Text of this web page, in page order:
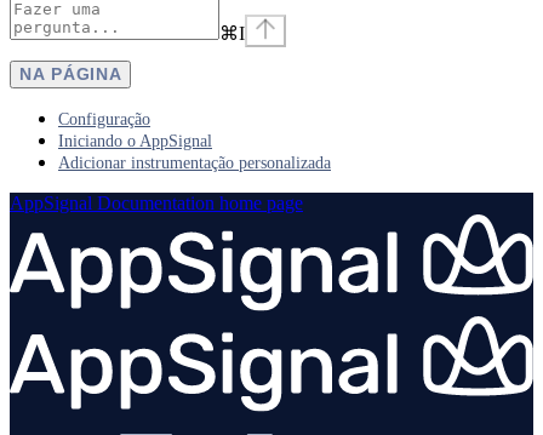
⌘I
NA PÁGINA
Configuração
Iniciando o AppSignal
Adicionar instrumentação personalizada
AppSignal Documentation home page